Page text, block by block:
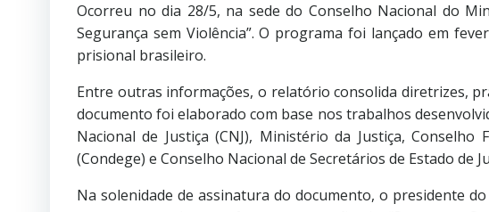
Ocorreu no dia 28/5, na sede do Conselho Nacional do
Segurança sem Violência”. O programa foi lançado em
prisional brasileiro.
Entre outras informações, o relatório consolida diretrizes,
documento foi elaborado com base nos trabalhos
Nacional de Justiça (CNJ), Ministério da Justiça,
(Condege) e Conselho Nacional de Secretários de Estado de
Na solenidade de assinatura do documento, o presidente